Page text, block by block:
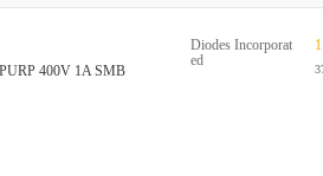
400V 1A SMB
Diodes Incorporat
ed